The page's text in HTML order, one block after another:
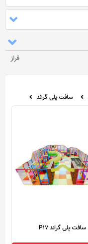
فراز
سافت پلی گراند
سافت پلی گراند P17